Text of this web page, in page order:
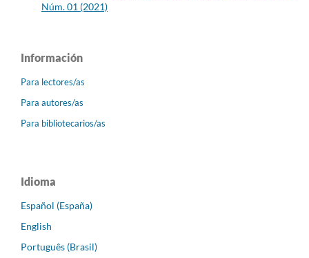
Núm. 01 (2021)
Información
Para lectores/as
Para autores/as
Para bibliotecarios/as
Idioma
Español (España)
English
Português (Brasil)